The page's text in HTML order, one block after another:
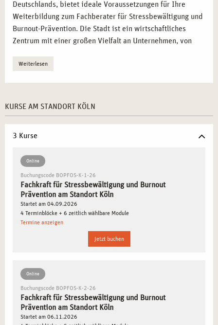
Deutschlands, bietet ideale Voraussetzungen für Ihre
Weiterbildung zum Fachberater für Stressbewältigung und
Burnout-Prävention. Die Stadt ist ein wirtschaftliches
Zentrum mit einer großen Vielfalt an Unternehmen, von
der psychischen Gesundheit ihrer Mitarbeitenden immer
nachhaltige Stressbewältigungsstrategien zu entwickeln
und Burnout vorzubeugen. In Köln profitieren Sie von
einem starken Netzwerk aus Unternehmen,
Gesundheitsorganisationen und sozialen Einrichtungen,
SCHWERPUNKTE DER WEITERBILDUNG IN
STRESSBEWÄLTIGUNG UND BURNOUT
PRÄVENTION IN KÖLN
In Köln erhalten Sie eine praxisorientierte Weiterbildung,
die Sie optimal auf die Herausforderungen der
Stressbewältigung in verschiedenen beruflichen Kontexten
behandelt:
Anpassung von Stressmanagement in der Kölner
Unternehmenslandschaft:Erlernen Sie, wie Sie
Unternehmen in Köln bei der Umsetzung von
Weiterlesen
KURSE AM STANDORT KÖLN
3 Kurse
Online
Buchungscode BOPFOS-K-1-26
Fachkraft für Stressbewältigung und Burnout
Prävention am Standort Köln
Startet am 04.09.2026
4 Terminblöcke + 6 zeitlich wählbare Module
Termine anzeigen
Jetzt buchen
Online
Buchungscode BOPFOS-K-2-26
Fachkraft für Stressbewältigung und Burnout
Prävention am Standort Köln
Startet am 06.11.2026